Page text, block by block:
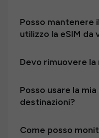
Posso mantenere
utilizzo la eSIM da
Devo rimuovere la
Posso usare la mia
destinazioni?
Come posso